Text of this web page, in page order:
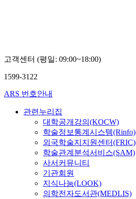
고객센터 (평일: 09:00~18:00)
1599-3122
ARS 번호안내
관련누리집
대학공개강의(KOCW)
학술정보통계시스템(Rinfo)
외국학술지지원센터(FRIC)
학술관계분석서비스(SAM)
사서커뮤니티
기관회원
지식나눔(LOOK)
의학전자도서관(MEDLIS)